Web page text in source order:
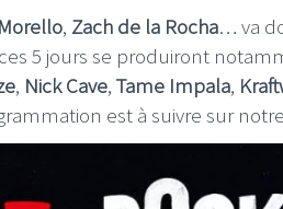
, Zach de la Rocha… va
5 jours se produiront
, Nick Cave, Tame Impala,
est à suivre sur